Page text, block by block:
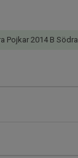
Pojkar 2014 B Södra